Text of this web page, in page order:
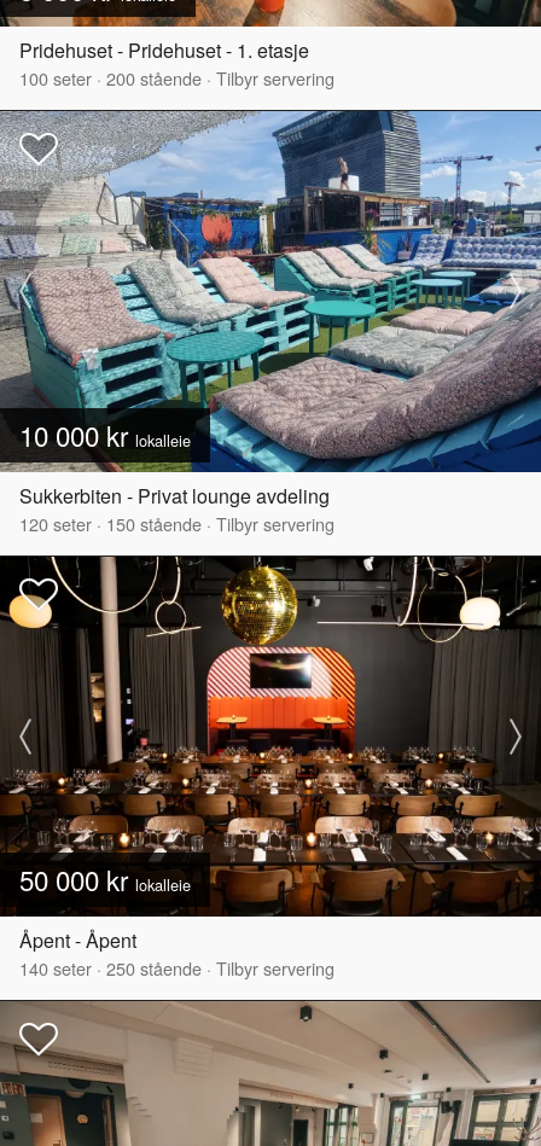
Pridehuset - Pridehuset - 1. etasje
100seter · 200stående · Tilbyr servering
10 000 kr lokalleie
Sukkerbiten - Privat lounge avdeling
120seter · 150stående · Tilbyr servering
50 000 kr lokalleie
Åpent - Åpent
140seter · 250stående · Tilbyr servering